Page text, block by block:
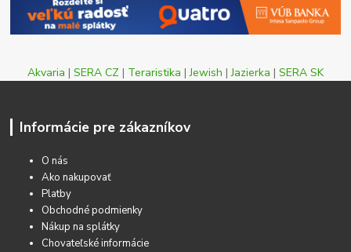
Akvaria | SERA CZ | Teraristika |Jewish |Jazierka | SERA SK
Informácie pre zákazníkov
O nás
Ako nakupovať
Platby
Obchodné podmienky
Nákup na splátky
Chovateľské informácie